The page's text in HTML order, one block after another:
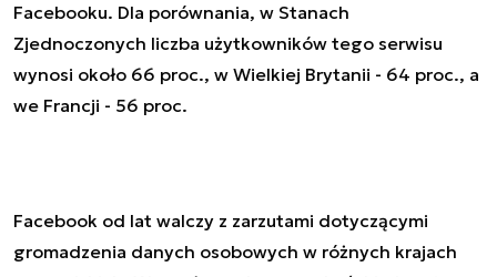
Facebooku. Dla porównania, w Stanach
Zjednoczonych liczba użytkowników tego serwisu
wynosi około 66 proc., w Wielkiej Brytanii - 64 proc., a
we Francji - 56 proc.
Facebook od lat walczy z zarzutami dotyczącymi
gromadzenia danych osobowych w różnych krajach